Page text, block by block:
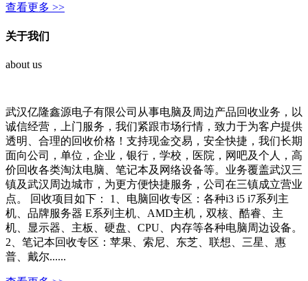
查看更多 >>
关于我们
about us
武汉亿隆鑫源电子有限公司从事电脑及周边产品回收业务，以
诚信经营，上门服务，我们紧跟市场行情，致力于为客户提供
透明、合理的回收价格！支持现金交易，安全快捷，我们长期
面向公司，单位，企业，银行，学校，医院，网吧及个人，高
价回收各类淘汰电脑、笔记本及网络设备等。业务覆盖武汉三
镇及武汉周边城市，为更方便快捷服务，公司在三镇成立营业
点。 回收项目如下： 1、电脑回收专区：各种i3 i5 i7系列主
机、品牌服务器 E系列主机、AMD主机，双核、酷睿、主
机、显示器、主板、硬盘、CPU、内存等各种电脑周边设备。
2、笔记本回收专区：苹果、索尼、东芝、联想、三星、惠
普、戴尔......